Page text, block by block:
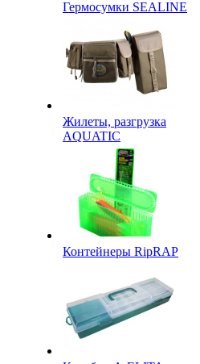
Гермосумки SEALINE
Жилеты, разгрузка
AQUATIC
Контейнеры RipRAP